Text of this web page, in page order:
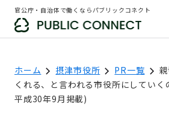
官公庁・自治体で働くならパブリックコネクト
ホーム 摂津市役所 PR一覧
くれる、と言われる市役所にしてい
平成30年9月掲載)